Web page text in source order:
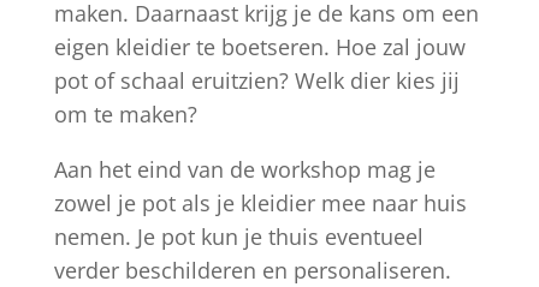
maken. Daarnaast krijg je de kans om een
eigen kleidier te boetseren. Hoe zal jouw
pot of schaal eruitzien? Welk dier kies jij
om te maken?
Aan het eind van de workshop mag je
zowel je pot als je kleidier mee naar huis
nemen. Je pot kun je thuis eventueel
verder beschilderen en personaliseren.